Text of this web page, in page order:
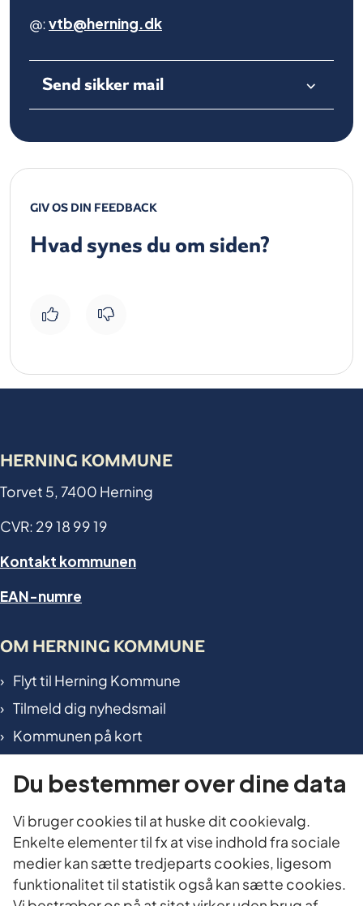
@:vtb@herning.dk
Send sikker mail
GIV OS DIN FEEDBACK
Hvad synes du om siden?
HERNING KOMMUNE
Torvet 5, 7400 Herning
CVR: 29 18 99 19
Kontakt kommunen
EAN-numre
OM HERNING KOMMUNE
Flyt til Herning Kommune
Tilmeld dig nyhedsmail
Kommunen på kort
International in Herning
TILGÆNGELIGHED OG DATA
Tilgængelighedserklæring
Cookies
Du bestemmer over dine data
Vi bruger cookies til at huske dit cookievalg.
Enkelte elementer til fx at vise indhold fra sociale
medier kan sætte tredjeparts cookies, ligesom
funktionalitet til statistik også kan sætte cookies.